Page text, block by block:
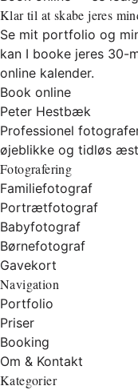
Klar til at skabe jeres
Se mit portfolio og
kan I booke jeres 30-
online kalender.
Book online
Peter Hestbæk
Professionel
øjeblikke og tidløs
Fotografering
Familiefotograf
Portrætfotograf
Babyfotograf
Børnefotograf
Gavekort
Navigation
Portfolio
Priser
Booking
Om & Kontakt
Kategorier